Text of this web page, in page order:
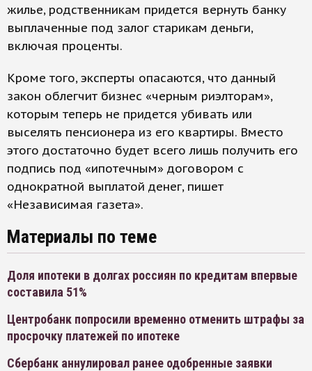
жилье, родственникам придется вернуть банку
выплаченные под залог старикам деньги,
включая проценты.
Кроме того, эксперты опасаются, что данный
закон облегчит бизнес «черным риэлторам»,
которым теперь не придется убивать или
выселять пенсионера из его квартиры. Вместо
этого достаточно будет всего лишь получить его
подпись под «ипотечным» договором с
однократной выплатой денег, пишет
«Независимая газета».
Материалы по теме
Доля ипотеки в долгах россиян по кредитам впервые
составила 51%
Центробанк попросили временно отменить штрафы за
просрочку платежей по ипотеке
Сбербанк аннулировал ранее одобренные заявки